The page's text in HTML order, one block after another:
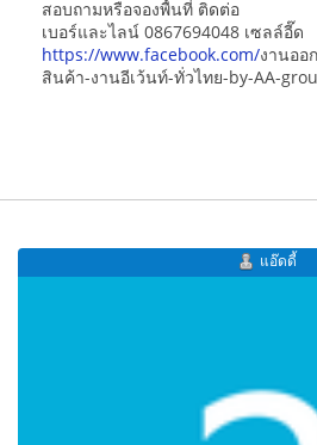
สอบถามหรือจองพื้นที่ ติดต่อ
เบอร์และไลน์ 0867694048 เซลล์อี๊ด
https://www.facebook.com/งานออ
สินค้า-งานอีเว้นท์-ทั่วไทย-by-AA-
แอ๊ดดี้